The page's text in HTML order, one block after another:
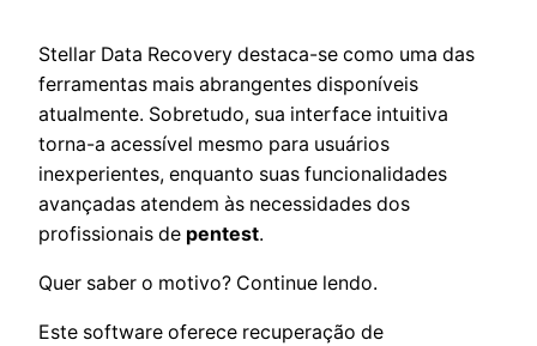
Stellar Data Recovery destaca-se como uma das
ferramentas mais abrangentes disponíveis
atualmente. Sobretudo, sua interface intuitiva
torna-a acessível mesmo para usuários
inexperientes, enquanto suas funcionalidades
avançadas atendem às necessidades dos
profissionais de pentest.
Quer saber o motivo? Continue lendo.
Este software oferece recuperação de